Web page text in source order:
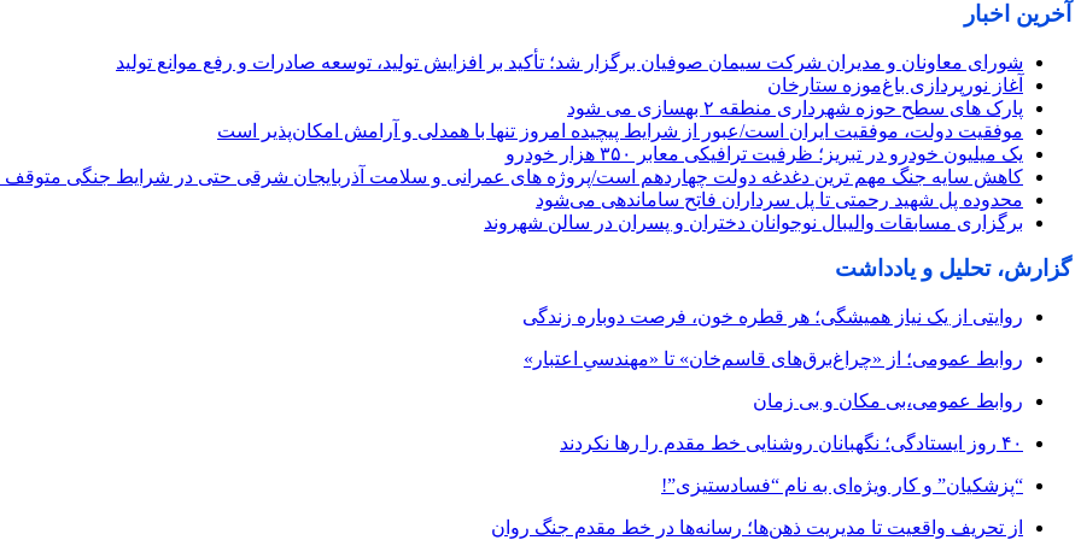
آخرین اخبار
شورای معاونان و مدیران شرکت سیمان صوفیان برگزار شد؛ تأکید بر افزایش تولید، توسعه صادرات و رفع موانع تولید
آغاز نورپردازی باغ‌موزه ستارخان
پارک های سطح حوزه شهرداری منطقه ۲ بهسازی می شود
موفقیت دولت، موفقیت ایران است/عبور از شرایط پیچیده امروز تنها با همدلی و آرامش امکان‌پذیر است
یک میلیون خودرو در تبریز؛ ظرفیت ترافیکی معابر ۳۵۰ هزار خودرو
کاهش سایه جنگ مهم ‌ترین دغدغه دولت چهاردهم است/پروژه ‌های عمرانی و سلامت آذربایجان شرقی حتی در شرایط جنگی متوقف
محدوده پل شهید رحمتی تا پل سرداران فاتح ساماندهی می‌شود
برگزاری مسابقات والیبال نوجوانان دختران و پسران در سالن شهروند
گزارش، تحلیل و یادداشت
روایتی از یک نیاز همیشگی؛ هر قطره خون، فرصت دوباره زندگی
روابط عمومی؛ از «چراغ‌برق‌های قاسم‌خان» تا «مهندسیِ اعتبار»
روابط عمومی،بی مکان و بی زمان
۴۰ روز ایستادگی؛ نگهبانان روشنایی خط مقدم را رها نکردند
“پزشکیان” و کار ویژه‌ای به نام “فسادستیزی”!
از تحریف واقعیت تا مدیریت ذهن‌ها؛ رسانه‌ها در خط مقدم جنگ روان